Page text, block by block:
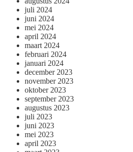
juli 2024
juni 2024
mei 2024
april 2024
maart 2024
februari 2024
januari 2024
december 2023
november 2023
oktober 2023
september 2023
augustus 2023
juli 2023
juni 2023
mei 2023
april 2023